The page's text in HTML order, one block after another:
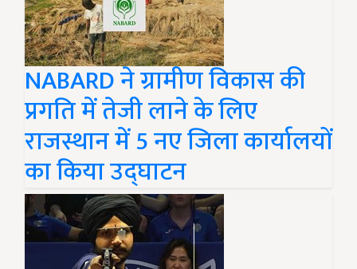
NABARD ने ग्रामीण विकास की
प्रगति में तेजी लाने के लिए
राजस्थान में 5 नए जिला कार्यालयों
का किया उद्घाटन